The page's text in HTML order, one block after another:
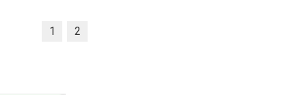
1 2